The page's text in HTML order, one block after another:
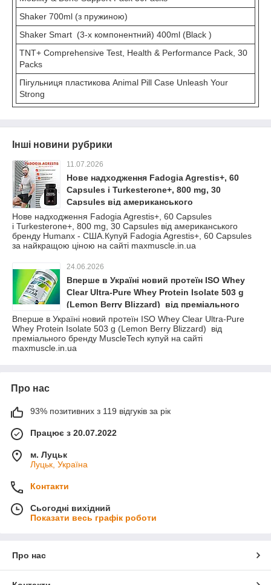
Shaker 700ml (з пружиною)
Shaker Smart (3-х компонентний) 400ml (Black )
TNT+ Comprehensive Test, Health & Performance Pack, 30
Packs
Пігульниця пластикова Animal Pill Case Unleash Your
Strong
Інші новини рубрики
11.07.2026
Нове надходження Fadogia Agrestis+, 60
Capsules і Turkesterone+, 800 mg, 30
Capsules від американського
бренду Humanx - США.Купуй Fadogia
Agrestis+, 60 Capsules за найкращою ціною
на сайті maxmuscle.in.ua
Нове надходження Fadogia Agrestis+, 60 Capsules
і Turkesterone+, 800 mg, 30 Capsules від американського
бренду Humanx - США.Купуй Fadogia Agrestis+, 60 Capsules
за найкращою ціною на сайті maxmuscle.in.ua
24.06.2026
Вперше в Україні новий протеїн ISO Whey
Clear Ultra-Pure Whey Protein Isolate 503 g
(Lemon Berry Blizzard) від преміального
бренду MuscleTech купуй на сайті
maxmuscle.in.ua
Вперше в Україні новий протеїн ISO Whey Clear Ultra-Pure
Whey Protein Isolate 503 g (Lemon Berry Blizzard) від
преміального бренду MuscleTech купуй на сайті
maxmuscle.in.ua
Про нас
93% позитивних з 119 відгуків за рік
Працює з 20.07.2022
м. Луцьк
Луцьк, Україна
Контакти
Сьогодні вихідний
Показати весь графік роботи
Про нас